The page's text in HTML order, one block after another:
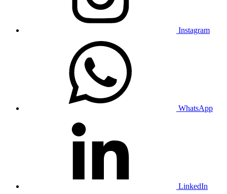
Instagram
WhatsApp
LinkedIn